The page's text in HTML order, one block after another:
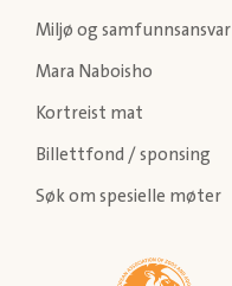
Miljø og samfunnsansvar
Mara Naboisho
Kortreist mat
Billettfond / sponsing
Søk om spesielle møter